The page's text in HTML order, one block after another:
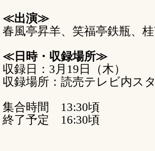
≪出演≫
春風亭昇羊、笑福亭鉄瓶、
≪日時・収録場所≫
収録日：3月19日（木）
収録場所：読売テレビ内ス
集合時間 13:30頃
終了予定 16:30頃